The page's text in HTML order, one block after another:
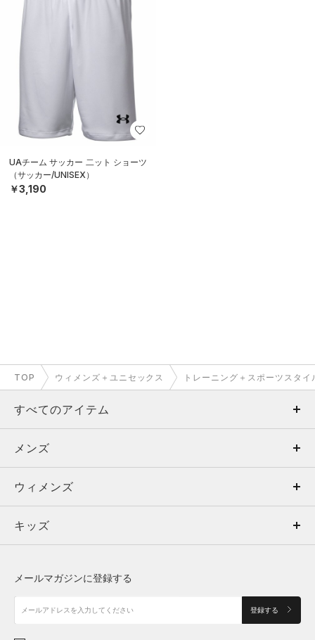
UAチーム サッカー 二ット ショーツ
（サッカー/UNISEX）
￥3,190
TOP ウィメンズ＋ユニセックス トレーニング＋スポーツスタイ
すべてのアイテム
メンズ
ウィメンズ
キッズ
アクセサリー
メンズ
トップス
ボトムス
アクセサリー
ウィメンズ
トップス
シューズ
キッズ
メールマガジンに登録する
登録する